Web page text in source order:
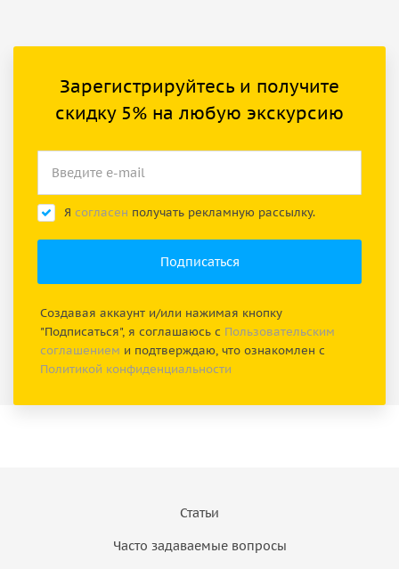
Зарегистрируйтесь и получите
скидку 5% на любую экскурсию
Я согласен получать рекламную рассылку.
Создавая аккаунт и/или нажимая кнопку
"Подписаться", я соглашаюсь с Пользовательским
соглашением и подтверждаю, что ознакомлен с
Политикой конфиденциальности
Статьи
Часто задаваемые вопросы